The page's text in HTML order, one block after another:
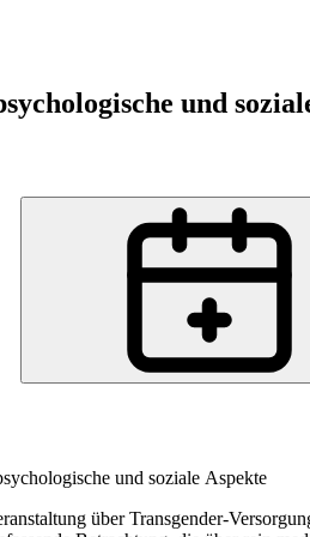
und
und soziale Aspekte
über Transgender-